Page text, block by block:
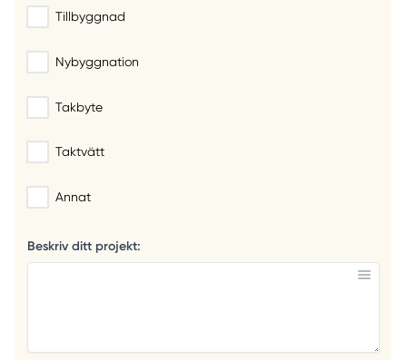
Tillbyggnad
Nybyggnation
Takbyte
Taktvätt
Annat
Beskriv ditt projekt: